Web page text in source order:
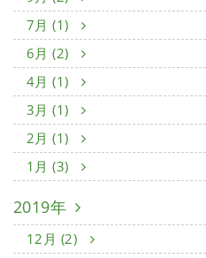
7月 (1)
6月 (2)
4月 (1)
3月 (1)
2月 (1)
1月 (3)
2019年
12月 (2)